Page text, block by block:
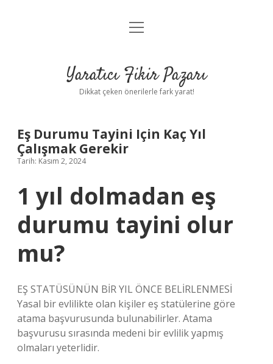
Anasayfa
Yasal Uyarı
menüyü
Yaratıcı Fikir Pazarı
Dikkat çeken önerilerle fark yarat!
Eş Durumu Tayini Için Kaç Yıl
Çalışmak Gerekir
Tarih: Kasım 2, 2024
1 yıl dolmadan eş
durumu tayini olur
mu?
EŞ STATÜSÜNÜN BİR YIL ÖNCE BELİRLENMESİ
Yasal bir evlilikte olan kişiler eş statülerine göre
atama başvurusunda bulunabilirler. Atama
başvurusu sırasında medeni bir evlilik yapmış
olmaları yeterlidir.